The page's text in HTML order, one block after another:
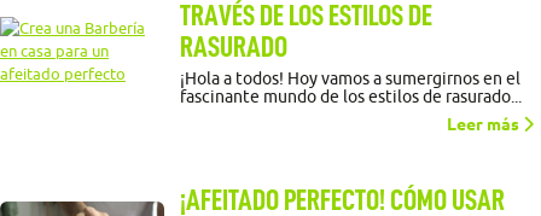
TRAVÉS DE LOS ESTILOS DE
RASURADO
¡Hola a todos! Hoy vamos a sumergirnos en el
fascinante mundo de los estilos de rasurado...
Leer más
¡AFEITADO PERFECTO! CÓMO USAR